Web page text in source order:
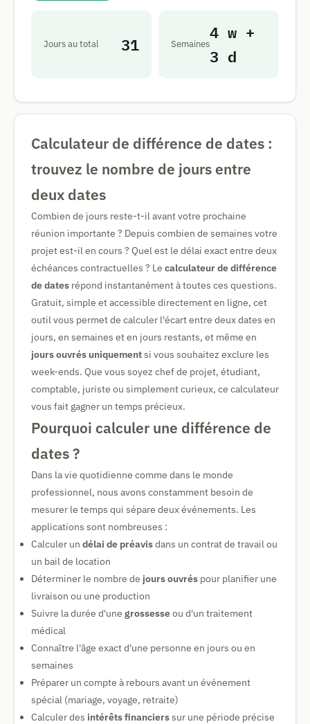
Jours au total 31 Semaines4 w +
3 d
Calculateur de différence de dates :
trouvez le nombre de jours entre
deux dates
Combien de jours reste-t-il avant votre prochaine
réunion importante ? Depuis combien de semaines votre
projet est-il en cours ? Quel est le délai exact entre deux
échéances contractuelles ? Le calculateur de différence
de dates répond instantanément à toutes ces questions.
Gratuit, simple et accessible directement en ligne, cet
outil vous permet de calculer l'écart entre deux dates en
jours, en semaines et en jours restants, et même en
jours ouvrés uniquementsi vous souhaitez exclure les
week-ends. Que vous soyez chef de projet, étudiant,
comptable, juriste ou simplement curieux, ce calculateur
vous fait gagner un temps précieux.
Pourquoi calculer une différence de
dates ?
Dans la vie quotidienne comme dans le monde
professionnel, nous avons constamment besoin de
mesurer le temps qui sépare deux événements. Les
applications sont nombreuses :
Calculer un délai de préavisdans un contrat de travail ou
un bail de location
Déterminer le nombre de jours ouvrés pour planifier une
livraison ou une production
Suivre la durée d'une grossesseou d'un traitement
médical
Connaître l'âge exact d'une personne en jours ou en
semaines
Préparer un compte à rebours avant un événement
spécial (mariage, voyage, retraite)
Calculer des intérêts financierssur une période précise